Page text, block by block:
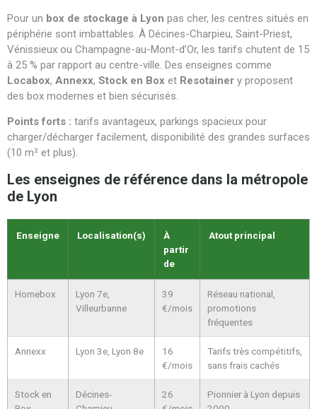
Pour un box de stockage à Lyon pas cher, les centres situés en
périphérie sont imbattables. À Décines-Charpieu, Saint-Priest,
Vénissieux ou Champagne-au-Mont-d’Or, les tarifs chutent de 15
à 25 % par rapport au centre-ville. Des enseignes comme
Locabox, Annexx, Stock en Box et Resotainer y proposent
des box modernes et bien sécurisés.
Points forts : tarifs avantageux, parkings spacieux pour
charger/décharger facilement, disponibilité des grandes surfaces
(10 m² et plus).
Les enseignes de référence dans la métropole
de Lyon
Enseigne Localisation(s)
À
partir
de
Atout principal
Homebox
Lyon 7e,
Villeurbanne
39
€/mois
Réseau national,
promotions
fréquentes
Annexx Lyon 3e, Lyon 8e
16
€/mois
Tarifs très compétitifs,
sans frais cachés
Stock en
Décines-
26
Pionnier à Lyon depuis